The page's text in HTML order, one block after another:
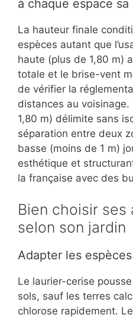
à chaque espace
La hauteur finale
espèces autant que
haute (plus de 1,80 m)
totale et le brise-vent
de vérifier la
distances au voisinage.
1,80 m) délimite sans
séparation entre deux
basse (moins de 1 m)
esthétique et
la française avec des
Bien choisir ses
selon son jardin
Adapter les
Le laurier-cerise
sols, sauf les terres
chlorose rapidement.